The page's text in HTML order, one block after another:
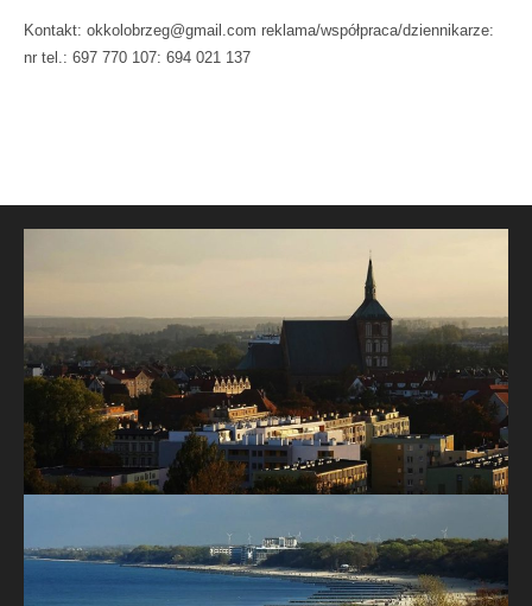
Kontakt: okkolobrzeg@gmail.com reklama/współpraca/dziennikarze:
nr tel.: 697 770 107: 694 021 137